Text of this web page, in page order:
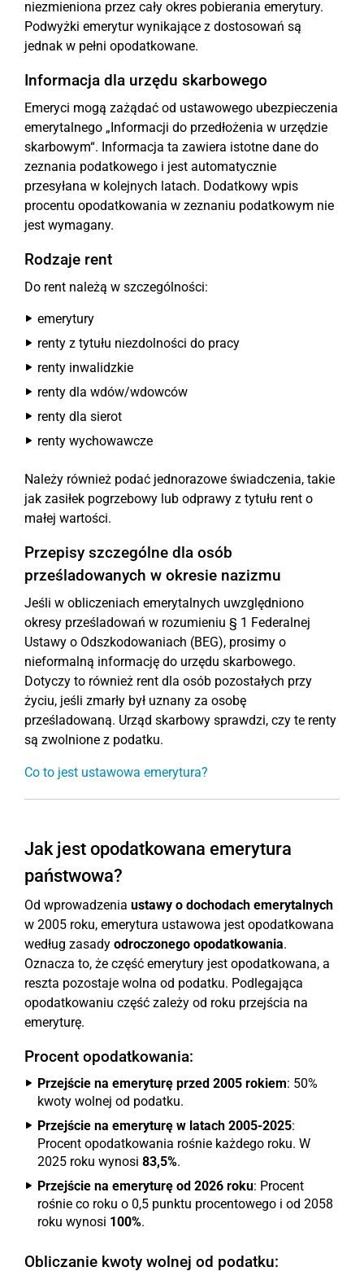
niezmieniona przez cały okres pobierania emerytury.
Podwyżki emerytur wynikające z dostosowań są
jednak w pełni opodatkowane.
Informacja dla urzędu skarbowego
Emeryci mogą zażądać od ustawowego ubezpieczenia
emerytalnego „Informacji do przedłożenia w urzędzie
skarbowym“. Informacja ta zawiera istotne dane do
zeznania podatkowego i jest automatycznie
przesyłana w kolejnych latach. Dodatkowy wpis
procentu opodatkowania w zeznaniu podatkowym nie
jest wymagany.
Rodzaje rent
Do rent należą w szczególności:
emerytury
renty z tytułu niezdolności do pracy
renty inwalidzkie
renty dla wdów/wdowców
renty dla sierot
renty wychowawcze
Należy również podać jednorazowe świadczenia, takie
jak zasiłek pogrzebowy lub odprawy z tytułu rent o
małej wartości.
Przepisy szczególne dla osób
prześladowanych w okresie nazizmu
Jeśli w obliczeniach emerytalnych uwzględniono
okresy prześladowań w rozumieniu § 1 Federalnej
Ustawy o Odszkodowaniach (BEG), prosimy o
nieformalną informację do urzędu skarbowego.
Dotyczy to również rent dla osób pozostałych przy
życiu, jeśli zmarły był uznany za osobę
prześladowaną. Urząd skarbowy sprawdzi, czy te renty
są zwolnione z podatku.
Co to jest ustawowa emerytura?
Jak jest opodatkowana emerytura
państwowa?
Od wprowadzenia ustawy o dochodach emerytalnych
w 2005 roku, emerytura ustawowa jest opodatkowana
według zasady odroczonego opodatkowania.
Oznacza to, że część emerytury jest opodatkowana, a
reszta pozostaje wolna od podatku. Podlegająca
opodatkowaniu część zależy od roku przejścia na
emeryturę.
Procent opodatkowania:
Przejście na emeryturę przed 2005 rokiem: 50%
kwoty wolnej od podatku.
Przejście na emeryturę w latach 2005-2025:
Procent opodatkowania rośnie każdego roku. W
2025 roku wynosi 83,5%.
Przejście na emeryturę od 2026 roku: Procent
rośnie co roku o 0,5 punktu procentowego i od 2058
roku wynosi 100%.
Obliczanie kwoty wolnej od podatku: